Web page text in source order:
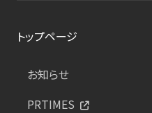
トップページ
お知らせ
PRTIMES